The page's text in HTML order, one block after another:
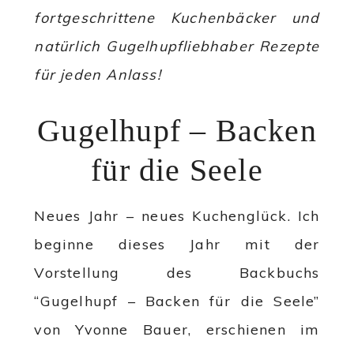
fortgeschrittene Kuchenbäcker und
natürlich Gugelhupfliebhaber Rezepte
für jeden Anlass!
Gugelhupf – Backen
für die Seele
Neues Jahr – neues Kuchenglück. Ich
beginne dieses Jahr mit der
Vorstellung des Backbuchs
“Gugelhupf – Backen für die Seele”
von Yvonne Bauer, erschienen im